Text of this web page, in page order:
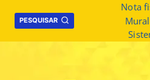
PESQUISAR
Nota